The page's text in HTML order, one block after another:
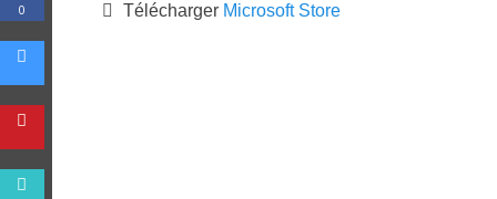
Télécharger Microsoft Store
0